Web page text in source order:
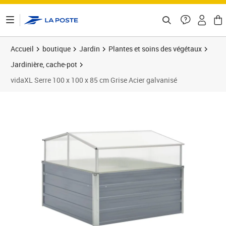
Accueil boutique Jardin
Plantes et soins des végétaux
Jardinière, cache-pot
vidaXL Serre 100 x 100 x 85 cm Grise Acier galvanisé